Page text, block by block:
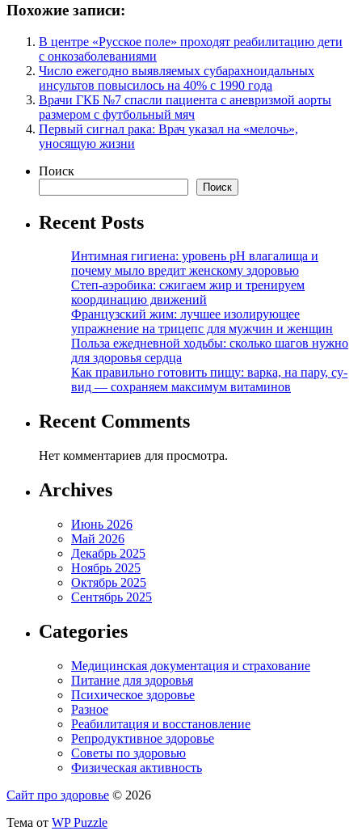
Похожие записи:
В центре «Русское поле» проходят реабилитацию дети
с онкозаболеваниями
Число ежегодно выявляемых субарахноидальных
инсультов повысилось на 40% с 1990 года
Врачи ГКБ №7 спасли пациента с аневризмой аорты
размером с футбольный мяч
Первый сигнал рака: Врач указал на «мелочь»,
уносящую жизни
Поиск
Поиск
Recent Posts
Интимная гигиена: уровень pH влагалища и
почему мыло вредит женскому здоровью
Степ-аэробика: сжигаем жир и тренируем
координацию движений
Французский жим: лучшее изолирующее
упражнение на трицепс для мужчин и женщин
Польза ежедневной ходьбы: сколько шагов нужно
для здоровья сердца
Как правильно готовить пищу: варка, на пару, су-
вид — сохраняем максимум витаминов
Recent Comments
Нет комментариев для просмотра.
Archives
Июнь 2026
Май 2026
Декабрь 2025
Ноябрь 2025
Октябрь 2025
Сентябрь 2025
Categories
Медицинская документация и страхование
Питание для здоровья
Психическое здоровье
Разное
Реабилитация и восстановление
Репродуктивное здоровье
Советы по здоровью
Физическая активность
Сайт про здоровье © 2026
Тема от WP Puzzle